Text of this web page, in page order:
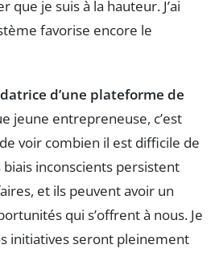
que je suis à la hauteur. J’ai
favorise encore le
d’une plateforme de
jeune entrepreneuse, c’est
voir combien il est difficile de
inconscients persistent
et ils peuvent avoir un
qui s’offrent à nous. Je
initiatives seront pleinement